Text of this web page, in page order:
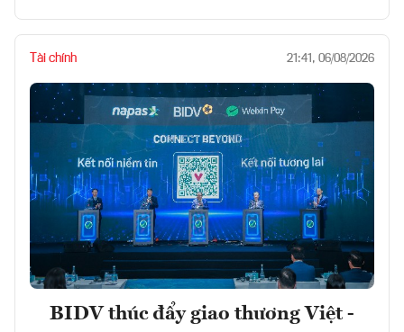
Tài chính 21:41, 06/08/2026
BIDV thúc đẩy giao thương Việt -